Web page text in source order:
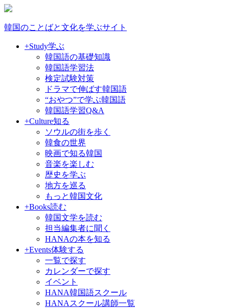
韓国のことばと文化を学ぶサイト
+Study学ぶ
韓国語の基礎知識
韓国語学習法
検定試験対策
ドラマで伸ばす韓国語
“おやつ”で学ぶ韓国語
韓国語学習Q&A
+Culture知る
ソウルの街を歩く
韓食の世界
映画で知る韓国
音楽を楽しむ
歴史を学ぶ
地方を巡る
もっと韓国文化
+Books読む
韓国文学を読む
担当編集者に聞く
HANAの本を知る
+Events体験する
一覧で探す
カレンダーで探す
イベント
HANA韓国語スクール
HANAスクール講師一覧